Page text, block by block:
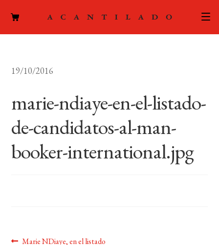
menú
ACTUALIDAD
PODCAST
LA EDITORIAL
BUSCAR
19/10/2016
marie-ndiaye-en-el-listado-
de-candidatos-al-man-
booker-international.jpg
Anterior:
Marie NDiaye, en el listado